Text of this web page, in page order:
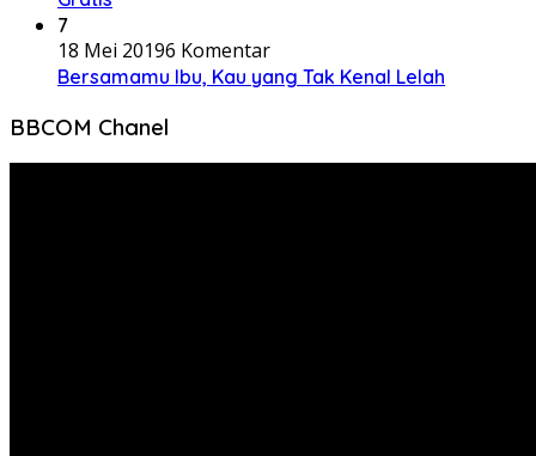
7
18 Mei 20196 Komentar
Bersamamu Ibu, Kau yang Tak Kenal Lelah
BBCOM Chanel